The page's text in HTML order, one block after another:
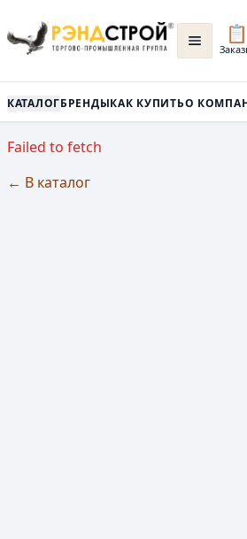
📋
КАТАЛОГБРЕНДЫКАК КУПИТЬО
Failed to fetch
← В каталог